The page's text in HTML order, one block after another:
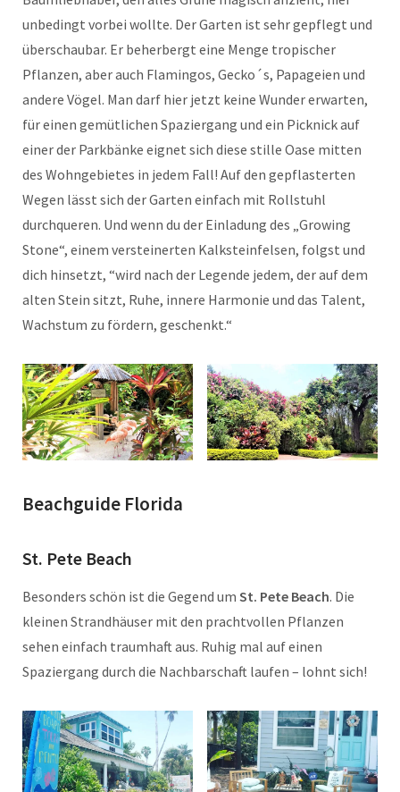
unbedingt vorbei wollte. Der Garten ist sehr gepflegt und
überschaubar. Er beherbergt eine Menge tropischer
Pflanzen, aber auch Flamingos, Gecko´s, Papageien und
andere Vögel. Man darf hier jetzt keine Wunder erwarten,
für einen gemütlichen Spaziergang und ein Picknick auf
einer der Parkbänke eignet sich diese stille Oase mitten
des Wohngebietes in jedem Fall! Auf den gepflasterten
Wegen lässt sich der Garten einfach mit Rollstuhl
durchqueren. Und wenn du der Einladung des „Growing
Stone“, einem versteinerten Kalksteinfelsen, folgst und
dich hinsetzt, “wird nach der Legende jedem, der auf dem
alten Stein sitzt, Ruhe, innere Harmonie und das Talent,
Wachstum zu fördern, geschenkt.“
Beachguide Florida
St. Pete Beach
Besonders schön ist die Gegend um St. Pete Beach. Die
kleinen Strandhäuser mit den prachtvollen Pflanzen
sehen einfach traumhaft aus. Ruhig mal auf einen
Spaziergang durch die Nachbarschaft laufen – lohnt sich!